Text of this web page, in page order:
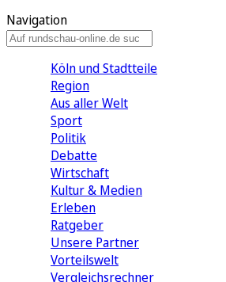
Navigation
Köln und Stadtteile
Region
Aus aller Welt
Sport
Politik
Debatte
Wirtschaft
Kultur & Medien
Erleben
Ratgeber
Unsere Partner
Vorteilswelt
Vergleichsrechner